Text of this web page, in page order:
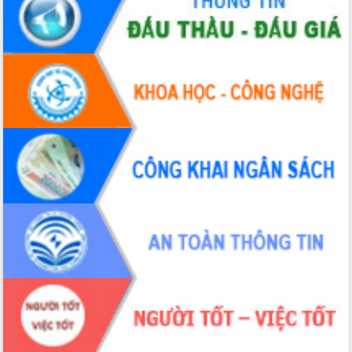
Hội thảo khoa học “Giải pháp thúc đẩy
phát triển nền kinh tế xanh tại tỉnh
Đắk Lắk”
Tăng cường giám sát, đôn đốc thực
hiện nhiệm vụ quản lý tài sản công
hàng tuần
Tháo gỡ những vướng mắc, đẩy mạnh
công tác cải cách thủ tục hành chính
tại Trung tâm Phục vụ hành chính
công tỉnh
Đắk Lắk: Tôn vinh 46 giải pháp tại Hội
thi Sáng tạo Kỹ thuật 2024 - 2025
Đắk Lắk rà soát, điều chỉnh Đề án 190
về phát triển nuôi trồng thủy sản
Phó Chủ tịch UBND tỉnh Đắk Lắk
Trương Công Thái kiểm tra thực địa
Dự án cao tốc Khánh Hòa - Buôn Ma
Thuột
Định vị cà phê Việt Nam như một “di
sản sống” trong dòng chảy toàn cầu